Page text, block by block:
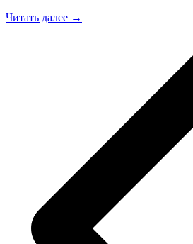
Читать далее →